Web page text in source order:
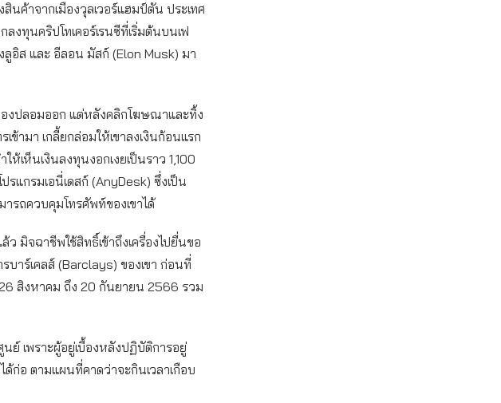
ค้าจากเมืองวุลเวอร์แฮมป์ตัน ประเทศ
ทุนคริปโทเคอร์เรนซีที่เริ่มต้นบนเฟ
อิส และ อีลอน มัสก์ (Elon Musk) มา
องปลอมออก แต่หลังคลิกโฆษณาและทิ้ง
ข้ามา เกลี้ยกล่อมให้เขาลงเงินก้อนแรก
เห็นเงินลงทุนงอกเงยเป็นราว 1,100
แกรมเอนี่เดสก์ (AnyDesk) ซึ่งเป็น
รถควบคุมโทรศัพท์ของเขาได้
มิจฉาชีพใช้สิทธิ์เข้าถึงเครื่องไปยื่นขอ
บาร์เคลส์ (Barclays) ของเขา ก่อนที่
สิงหาคม ถึง 20 กันยายน 2566 รวม
ย์ เพราะผู้อยู่เบื้องหลังปฏิบัติการอยู่
ก่อ ตามแผนที่คาดว่าจะกินเวลาเกือบ